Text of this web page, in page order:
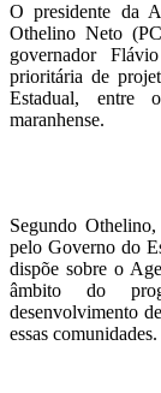
O presidente da
Othelino Neto
governador
prioritária de
Estadual, entre
maranhense.
Segundo
pelo Governo do
dispõe sobre o
âmbito do
desenvolvimento
essas comunidades.